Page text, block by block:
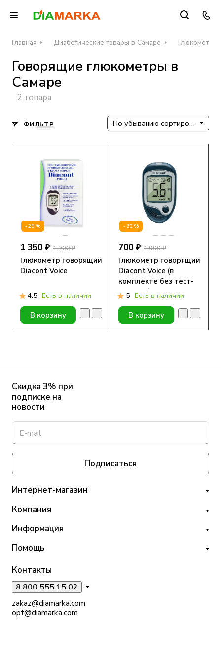
Главная Диабетические товары в Самаре Глюкометры
Говорящие глюкометры в
Самаре
2 товара
ФИЛЬТР По убыванию сортировки
-29%
1 350 ₽ 1 900 ₽
Глюкометр говорящий
Diacont Voice
4.5 Есть в наличии
В корзину
-63%
700 ₽ 1 900 ₽
Глюкометр говорящий
Diacont Voice (в
комплекте без тест-
полосок)
5 Есть в наличии
В корзину
Скидка 3% при
подписке на
новости
Подписаться
Интернет-магазин
Компания
Информация
Помощь
Контакты
8 800 555 15 02
zakaz@diamarka.com
opt@diamarka.com